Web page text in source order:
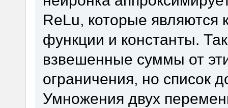
ReLu, которые
функции и константы.
взвешенные суммы от
ограничения, но список
Умножения двух